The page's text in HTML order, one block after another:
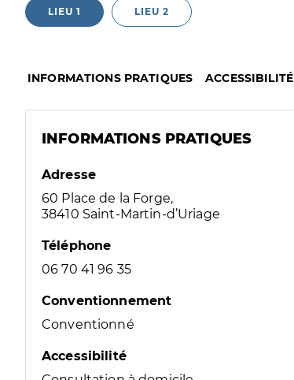
LIEU 1 LIEU 2
INFORMATIONS PRATIQUES ACCESSIBILITÉ
INFORMATIONS PRATIQUES
Adresse
60 Place de la Forge,
38410 Saint-Martin-d’Uriage
Téléphone
06 70 41 96 35
Conventionnement
Conventionné
Accessibilité